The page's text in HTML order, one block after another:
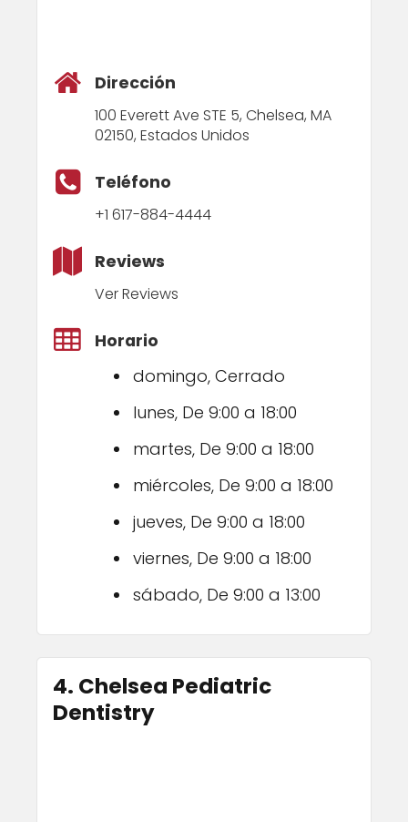
Dirección
100 Everett Ave STE 5, Chelsea, MA
02150, Estados Unidos
Teléfono
+1 617-884-4444
Reviews
Ver Reviews
Horario
domingo, Cerrado
lunes, De 9:00 a 18:00
martes, De 9:00 a 18:00
miércoles, De 9:00 a 18:00
jueves, De 9:00 a 18:00
viernes, De 9:00 a 18:00
sábado, De 9:00 a 13:00
4. Chelsea Pediatric
Dentistry